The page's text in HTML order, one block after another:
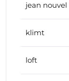
jean nouvel
klimt
loft